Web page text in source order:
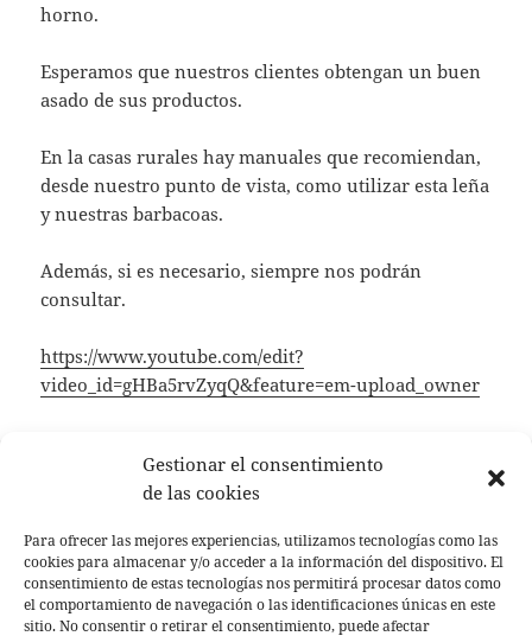
Gestionar el consentimiento
de las cookies
Para ofrecer las mejores experiencias, utilizamos tecnologías como las
cookies para almacenar y/o acceder a la información del dispositivo. El
consentimiento de estas tecnologías nos permitirá procesar datos como
el comportamiento de navegación o las identificaciones únicas en este
sitio. No consentir o retirar el consentimiento, puede afectar
horno.
Esperamos que nuestros clientes obtengan un buen
asado de sus productos.
En la casas rurales hay manuales que recomiendan,
desde nuestro punto de vista, como utilizar esta leña
y nuestras barbacoas.
Además, si es necesario, siempre nos podrán
consultar.
https://www.youtube.com/edit?
video_id=gHBa5rvZyqQ&feature=em-upload_owner
24 octubre, 2017 Autor
jabinos Categorías
Sin categoría
entradas
ANTERIOR
Entrada
anterior:
Inauguramos nueva piscina
SIGUIENTE